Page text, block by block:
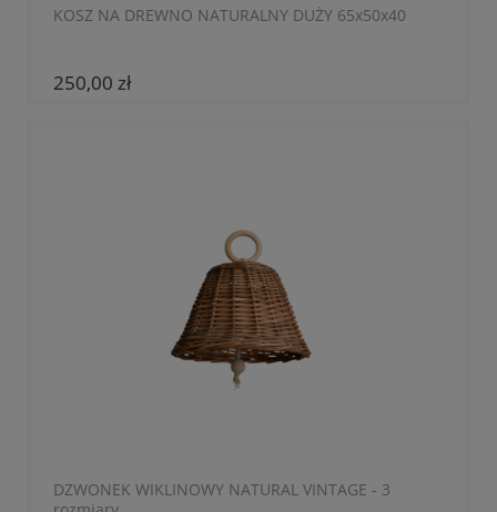
KOSZ NA DREWNO NATURALNY DUŻY 65x50x40
250,00 zł
DZWONEK WIKLINOWY NATURAL VINTAGE - 3